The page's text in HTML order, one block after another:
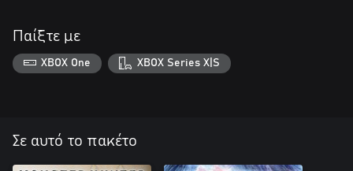
Παίξτε με
XBOX One XBOX Series X|S
Σε αυτό το πακέτο